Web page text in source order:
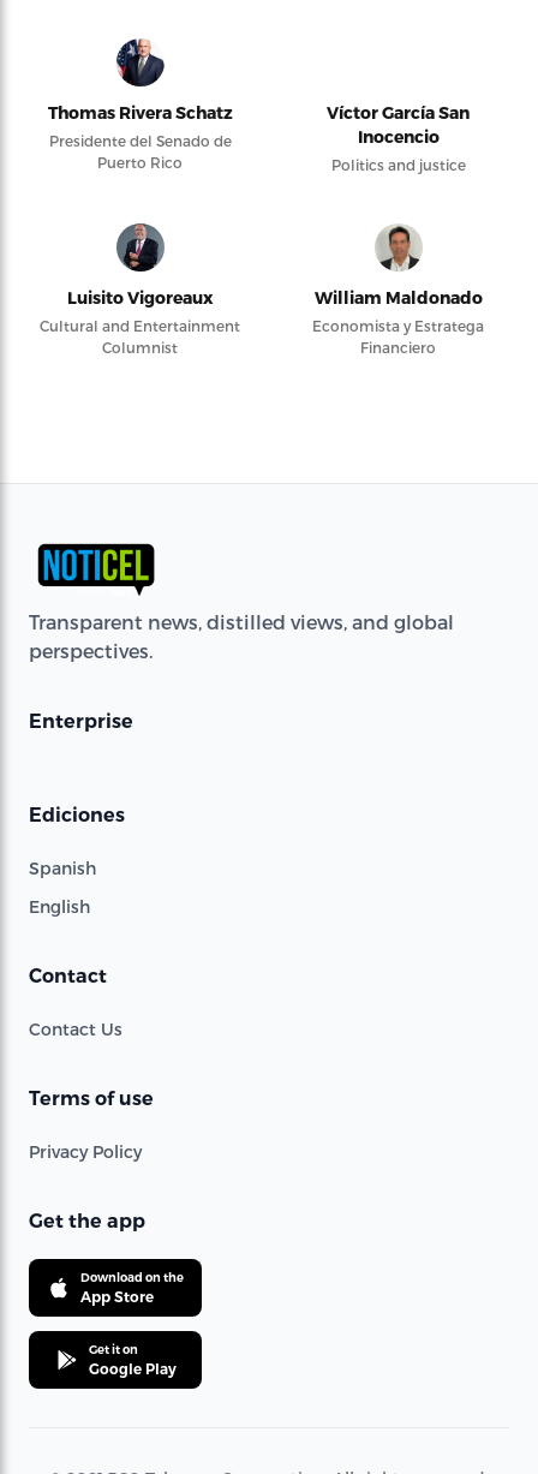
Thomas Rivera Schatz
Presidente del Senado de
Puerto Rico
Víctor García San
Inocencio
Politics and justice
Luisito Vigoreaux
Cultural and Entertainment
Columnist
William Maldonado
Economista y Estratega
Financiero
Transparent news, distilled views, and global
perspectives.
Enterprise
Ediciones
Spanish
English
Contact
Contact Us
Terms of use
Privacy Policy
Get the app
Download on the
App Store
Get it on
Google Play